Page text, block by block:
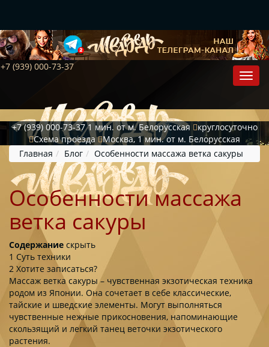
+7 (939) 000-73-37
+7 (939) 000-73-37 1 мин. от м. Белорусская
круглосуточно
Схема проезда
Москва, 1 мин. от м. Белорусская
Главная
Блог Особенности массажа ветка сакуры
Особенности массажа
ветка сакуры
Содержание скрыть
1 Суть техники
2 Хотите записаться?
Массаж ветка сакуры – чувственная экзотическая техника
родом из Японии. Она сочетает в себе классические,
тайские и шведские элементы. Могут выполняться
чувственные нежные прикосновения, напоминающие
скользящий и легкий танец веточки экзотического
растения.